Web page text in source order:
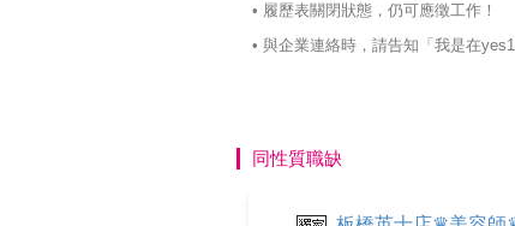
• 履歷表關閉狀態，仍可應徵工作！
• 與企業連絡時，請告知「我是在
同性質職缺